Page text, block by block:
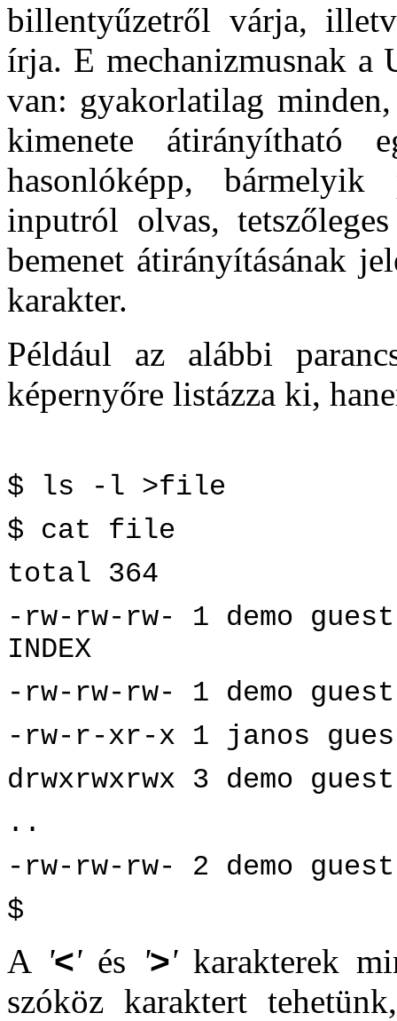
billentyűzetről várja,
írja. E mechanizmusnak a
van: gyakorlatilag
kimenete átirányítható
hasonlóképp,
inputról olvas,
bemenet átirányításának
karakter.
Például az alábbi
képernyőre listázza ki,
$ ls -l >file
$ cat file
total 364
-rw-rw-rw- 1 demo
INDEX
-rw-rw-rw- 1 demo
-rw-r-xr-x 1 janos
drwxrwxrwx 3 demo
..
-rw-rw-rw- 2 demo
$
A '<'és '>'karakterek
szóköz karaktert